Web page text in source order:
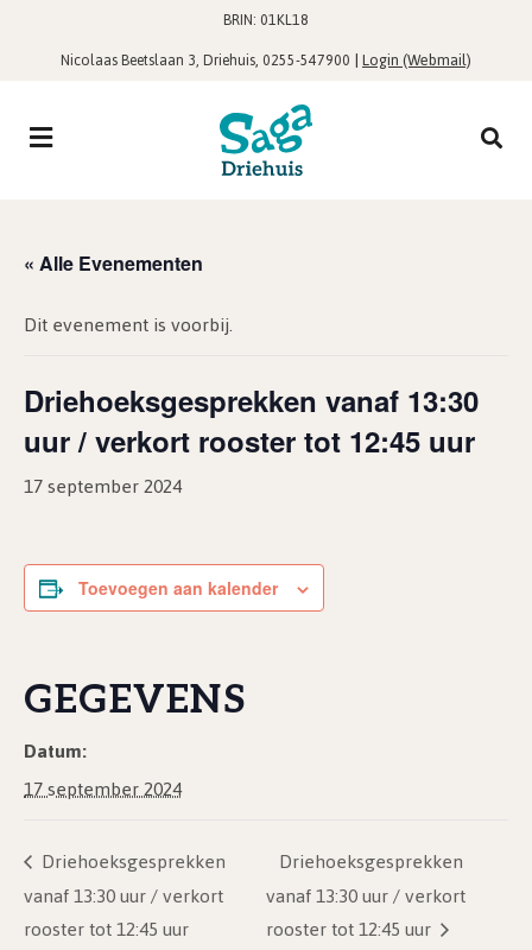
BRIN: 01KL18
Nicolaas Beetslaan 3, Driehuis, 0255-547900 |Login (Webmail)
« Alle Evenementen
Dit evenement is voorbij.
Driehoeksgesprekken vanaf 13:30
uur / verkort rooster tot 12:45 uur
17 september 2024
Toevoegen aan kalender
GEGEVENS
Datum:
17 september 2024
Driehoeksgesprekken
vanaf 13:30 uur / verkort
rooster tot 12:45 uur
Driehoeksgesprekken
vanaf 13:30 uur / verkort
rooster tot 12:45 uur